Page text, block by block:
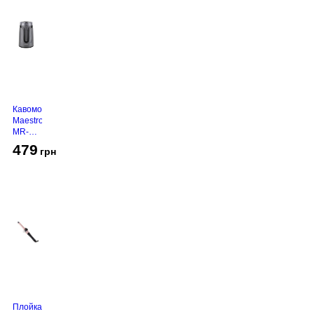
Кавомолка
Maestro
MR-
Grey
479 грн
Плойка